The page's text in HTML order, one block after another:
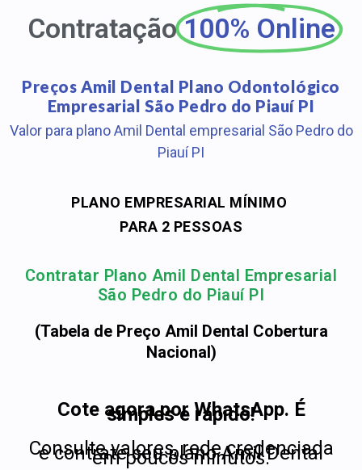
Contratação 100% Online
Preços Amil Dental Plano Odontológico
Empresarial São Pedro do Piauí PI
Valor para plano Amil Dental empresarial São Pedro do
Piauí PI
PLANO EMPRESARIAL MÍNIMO
PARA 2 PESSOAS
Contratar Plano Amil Dental Empresarial
São Pedro do Piauí PI
(Tabela de Preço Amil Dental Cobertura
Nacional)
Cote agora por WhatsApp. É
simples e rápido!
Consulte valores, rede credenciada
e contrate seu plano Amil Dental
em poucos minutos.